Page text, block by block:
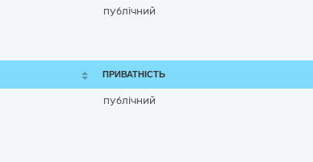
публічний
ПРИВАТНІСТЬ
публічний